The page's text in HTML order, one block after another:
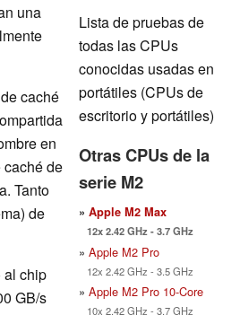
una
caché
en
caché de
Tanto
de
al chip
GB/s
Lista de pruebas de
todas las CPUs
conocidas usadas en
portátiles (CPUs de
escritorio y portátiles)
Otras CPUs de la
serie M2
» Apple M2 Max
12x 2.42 GHz - 3.7 GHz
» Apple M2 Pro
12x 2.42 GHz - 3.5 GHz
» Apple M2 Pro 10-Core
10x 2.42 GHz - 3.7 GHz